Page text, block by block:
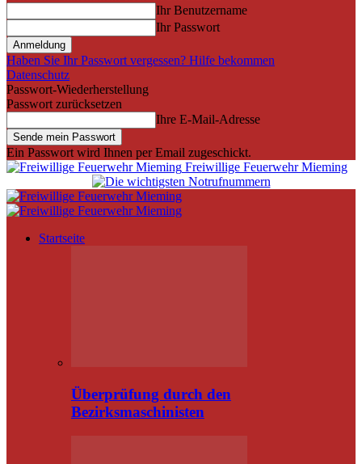
Ihr Benutzername
Ihr Passwort
Haben Sie Ihr Passwort vergessen? Hilfe bekommen
Datenschutz
Passwort-Wiederherstellung
Passwort zurücksetzen
Ihre E-Mail-Adresse
Ein Passwort wird Ihnen per Email zugeschickt.
Freiwillige Feuerwehr Mieming
Startseite
Überprüfung durch den
Bezirksmaschinisten